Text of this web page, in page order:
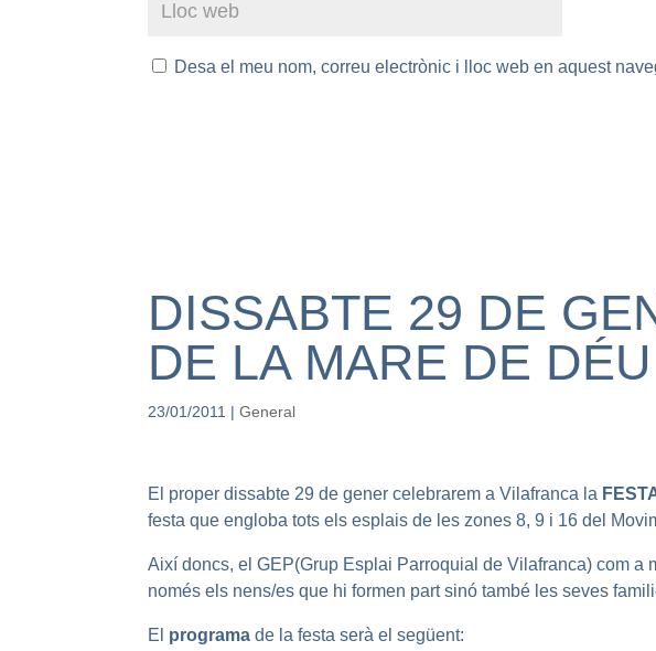
Desa el meu nom, correu electrònic i lloc web en aquest
DISSABTE 29 DE
DE LA MARE DE
23/01/2011 |General
El proper dissabte 29 de gener celebrarem a Vilafranca la
festa que engloba tots els esplais de les zones 8, 9 i 16 del
Així doncs, el GEP(Grup Esplai Parroquial de Vilafranca) com a
només els nens/es que hi formen part sinó també les seves
El programa de la festa serà el següent: